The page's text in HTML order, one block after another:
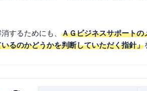
するためにも、 ＡＧビジネスサポート
るのかどうかを判断していただく指針」